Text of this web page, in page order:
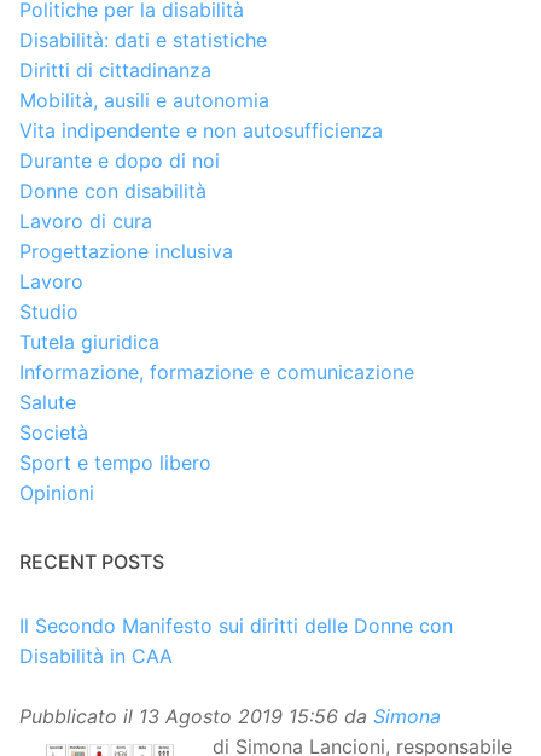
Politiche per la disabilità
Disabilità: dati e statistiche
Diritti di cittadinanza
Mobilità, ausili e autonomia
Vita indipendente e non autosufficienza
Durante e dopo di noi
Donne con disabilità
Lavoro di cura
Progettazione inclusiva
Lavoro
Studio
Tutela giuridica
Informazione, formazione e comunicazione
Salute
Società
Sport e tempo libero
Opinioni
RECENT POSTS
Il Secondo Manifesto sui diritti delle Donne con
Disabilità in CAA
Pubblicato il 13 Agosto 2019 15:56 da Simona
di Simona Lancioni, responsabile